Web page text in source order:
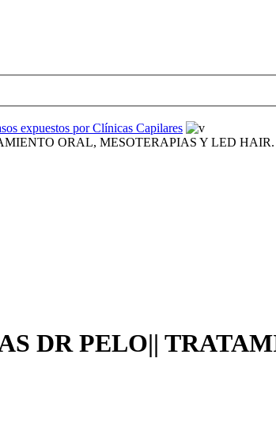
expuestos por Clínicas Capilares
ORAL, MESOTERAPIAS Y LED
DR PELO||